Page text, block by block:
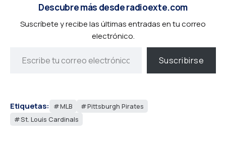
Descubre más desde radioexte.com
Suscríbete y recibe las últimas entradas en tu correo
electrónico.
Suscribirse
Etiquetas: MLB
Pittsburgh Pirates
St. Louis Cardinals